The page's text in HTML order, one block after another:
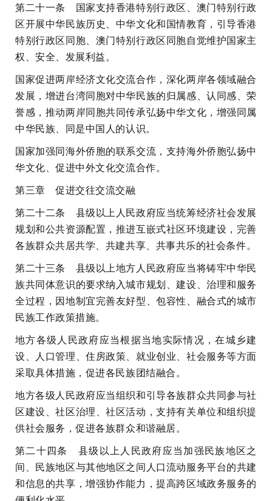
第二十一条 国家支持香港特别行政区、澳门特别行政
区开展中华民族历史、中华文化和国情教育，引导香港
特别行政区同胞、澳门特别行政区同胞自觉维护国家主
权、安全、发展利益。
国家促进两岸经济文化交流合作，深化两岸各领域融合
发展，增进台湾同胞对中华民族的归属感、认同感、荣
誉感，推动两岸同胞共同传承弘扬中华文化，增强同属
中华民族、同是中国人的认识。
国家加强同海外侨胞的联系交流，支持海外侨胞弘扬中
华文化、促进中外文化交流合作。
第三章 促进交往交流交融
第二十二条 县级以上人民政府应当统筹经济社会发展
规划和公共资源配置，推进互嵌式社区环境建设，完善
各族群众共居共学、共建共享、共事共乐的社会条件。
第二十三条 县级以上地方人民政府应当将铸牢中华民
族共同体意识的要求纳入城市规划、建设、治理和服务
全过程，因地制宜完善友好型、包容性、融合式的城市
民族工作政策措施。
地方各级人民政府应当根据当地实际情况，在城乡建
设、人口管理、住房政策、就业创业、社会服务等方面
采取具体措施，促进各民族团结融合。
地方各级人民政府应当组织和引导各族群众共同参与社
区建设、社区治理、社区活动，支持有关单位和组织提
供社会服务，促进各族群众和谐融居。
第二十四条 县级以上人民政府应当加强民族地区之
间、民族地区与其他地区之间人口流动服务平台的共建
和信息的共享，增强协作能力，提高跨区域政务服务的